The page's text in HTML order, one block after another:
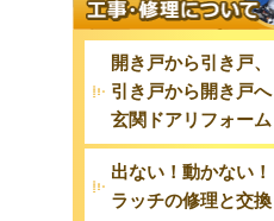
開き戸から引き戸、
引き戸から開き戸へ
玄関ドアリフォーム
出ない！動かない！
ラッチの修理と交換